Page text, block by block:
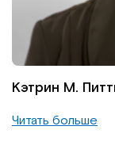
Кэтрин М.
Читать больше